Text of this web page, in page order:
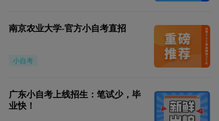
南京农业大学-官方小自考直招
小自考
广东小自考上线招生：笔试少，毕
业快！